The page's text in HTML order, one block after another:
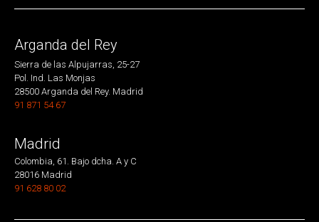
Arganda del Rey
Sierra de las Alpujarras, 25-27
Pol. Ind. Las Monjas
28500 Arganda del Rey. Madrid
91 871 54 67
Madrid
Colombia, 61. Bajo dcha. A y C
28016 Madrid
91 628 80 02